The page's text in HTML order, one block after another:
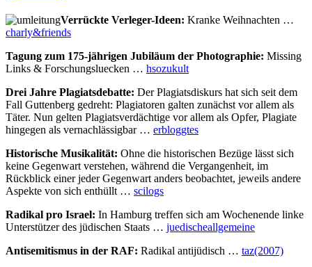
Millionär*innen
Volksseele,
Kultur
Kick,
Fliegen
ist
für’n
Vorfahrt
fürs
Fahrrad
und
…
Verrückte Verleger-Ideen: Kranke Weihnachten …
charly&friends
Tagung zum 175-jährigen Jubiläum der Photographie: Missing
Links & Forschungsluecken … hsozukult
Drei Jahre Plagiatsdebatte: Der Plagiatsdiskurs hat sich seit dem
Fall Guttenberg gedreht: Plagiatoren galten zunächst vor allem als
Täter. Nun gelten Plagiatsverdächtige vor allem als Opfer, Plagiate
hingegen als vernachlässigbar … erbloggtes
Historische Musikalität: Ohne die historischen Bezüge lässt sich
keine Gegenwart verstehen, während die Vergangenheit, im
Rückblick einer jeder Gegenwart anders beobachtet, jeweils andere
Aspekte von sich enthüllt … scilogs
Radikal pro Israel: In Hamburg treffen sich am Wochenende linke
Unterstützer des jüdischen Staats … juedischeallgemeine
Antisemitismus in der RAF: Radikal antijüdisch … taz(2007)